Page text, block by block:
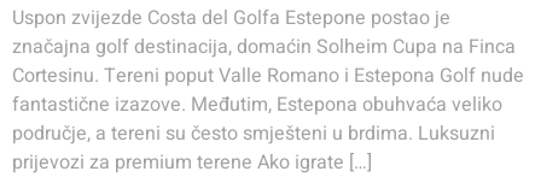
Uspon zvijezde Costa del Golfa Estepone postao je
značajna golf destinacija, domaćin Solheim Cupa na Finca
Cortesinu. Tereni poput Valle Romano i Estepona Golf nude
fantastične izazove. Međutim, Estepona obuhvaća veliko
područje, a tereni su često smješteni u brdima. Luksuzni
prijevozi za premium terene Ako igrate […]